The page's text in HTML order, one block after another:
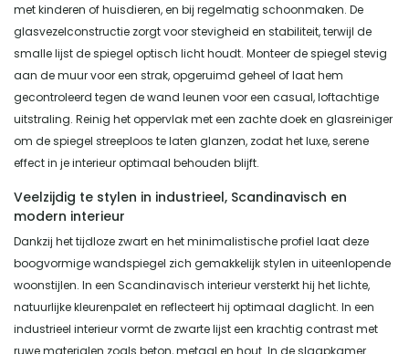
met kinderen of huisdieren, en bij regelmatig schoonmaken. De
glasvezelconstructie zorgt voor stevigheid en stabiliteit, terwijl de
smalle lijst de spiegel optisch licht houdt. Monteer de spiegel stevig
aan de muur voor een strak, opgeruimd geheel of laat hem
gecontroleerd tegen de wand leunen voor een casual, loftachtige
uitstraling. Reinig het oppervlak met een zachte doek en glasreiniger
om de spiegel streeploos te laten glanzen, zodat het luxe, serene
effect in je interieur optimaal behouden blijft.
Veelzijdig te stylen in industrieel, Scandinavisch en
modern interieur
Dankzij het tijdloze zwart en het minimalistische profiel laat deze
boogvormige wandspiegel zich gemakkelijk stylen in uiteenlopende
woonstijlen. In een Scandinavisch interieur versterkt hij het lichte,
natuurlijke kleurenpalet en reflecteert hij optimaal daglicht. In een
industrieel interieur vormt de zwarte lijst een krachtig contrast met
ruwe materialen zoals beton, metaal en hout. In de slaapkamer